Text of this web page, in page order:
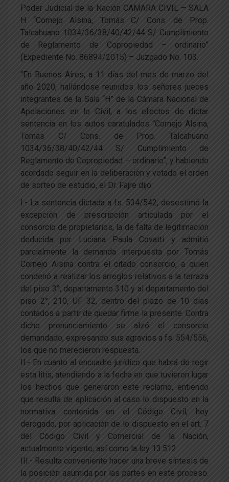
Poder Judicial de la Nación CAMARA CIVIL – SALA
H “Cornejo Alsina, Tomás C/ Cons. de Prop.
Talcahuano 1034/36/38/40/42/44 S/ Cumplimiento
de Reglamento de Copropiedad – ordinario”
(Expediente No. 86894/2015) – Juzgado No. 103.
“En Buenos Aires, a 11 días del mes de marzo del
año 2020, hallándose reunidos los señores jueces
integrantes de la Sala “H” de la Cámara Nacional de
Apelaciones en lo Civil, a los efectos de dictar
sentencia en los autos caratulados “Cornejo Alsina,
Tomás C/ Cons. de Prop. Talcahuano
1034/36/38/40/42/44 S/ Cumplimiento de
Reglamento de Copropiedad – ordinario”, y habiendo
acordado seguir en la deliberación y votado el orden
de sorteo de estudio, el Dr. Fajre dijo:
I.- La sentencia dictada a fs. 534/542, desestimó la
excepción de prescripción articulada por el
consorcio de propietarios, la de falta de legitimación
deducida por Luciana Paula Covatti y admitió
parcialmente la demanda interpuesta por Tomás
Cornejo Alsina contra el citado consorcio, a quien
condenó a realizar los arreglos relativos a la terraza
del piso 3°, departamento 310 y al departamento del
piso 2°, 210, UF 32, dentro del plazo de 10 días
contados a partir de quedar firme la presente. Contra
dicho pronunciamiento se alzó el consorcio
demandado, expresando sus agravios a fs. 554/556,
los que no merecieron respuesta.
II.- En cuanto al encuadre jurídico que habrá de regir
esta litis, atendiendo a la fecha en que tuvieron lugar
los hechos que generaron este reclamo, entiendo
que resulta de aplicación al caso lo dispuesto en la
normativa contenida en el Código Civil, hoy
derogado, por aplicación de lo dispuesto en el art. 7
del Código Civil y Comercial de la Nación,
actualmente vigente, así como la ley 13.512.
III.- Resulta conveniente hacer una breve síntesis de
la posición asumida por las partes en este proceso.